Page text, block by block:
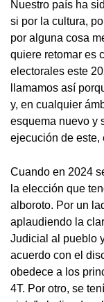
Nuestro país ha
si por la cultura,
por alguna cosa
quiere retomar es
electorales este
llamamos así
y, en cualquier
esquema nuevo y
ejecución de este,
Cuando en 2024
la elección que
alboroto. Por un
aplaudiendo la
Judicial al pueblo
acuerdo con el
obedece a los
4T. Por otro, se